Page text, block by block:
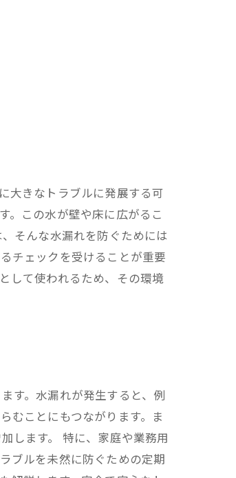
大きなトラブルに発展する可
。この水が壁や床に広がるこ
そんな水漏れを防ぐためには
チェックを受けることが重要
して使われるため、その環境
す。水漏れが発生すると、例
むことにもつながります。ま
します。 特に、家庭や業務用
ブルを未然に防ぐための定期